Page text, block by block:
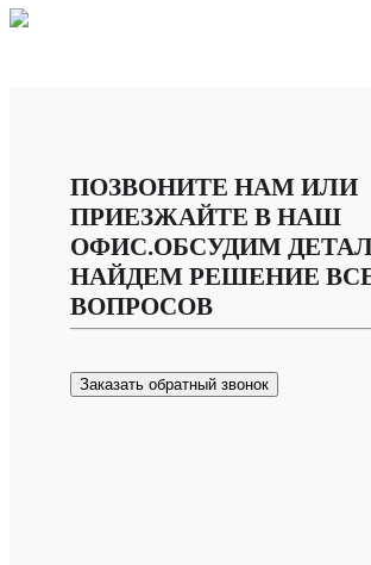
ПОЗВОНИТЕ НАМ ИЛИ
ПРИЕЗЖАЙТЕ В НАШ
ОФИС.ОБСУДИМ
НАЙДЕМ РЕШЕНИЕ
ВОПРОСОВ
Заказать обратный звонок